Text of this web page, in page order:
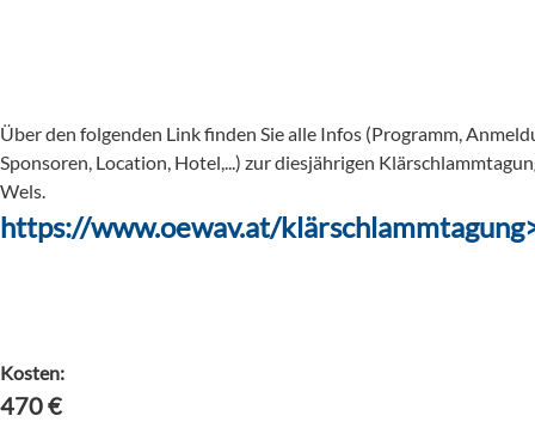
Über den folgenden Link finden Sie alle Infos (Programm,
Sponsoren, Location, Hotel,...) zur diesjährigen
Wels.
https://www.oewav.at/
Kosten:
470€